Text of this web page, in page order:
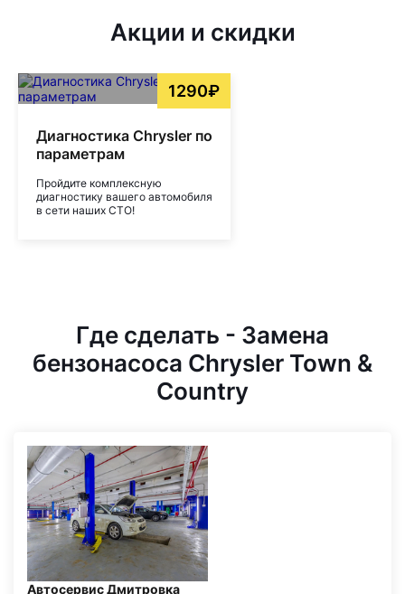
Акции и скидки
1290₽
Диагностика Chrysler по
параметрам
Пройдите комплексную
диагностику вашего автомобиля
в сети наших СТО!
Где сделать - Замена
бензонасоса Chrysler Town &
Country
Автосервис Дмитровка